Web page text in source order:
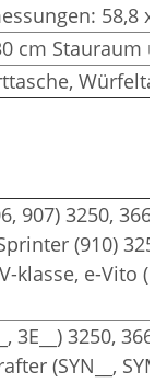
58,8 x
cm Stauraum
907) 3250,
(910)
klasse, e-Vito
3E__) 3250,
(SYN__,